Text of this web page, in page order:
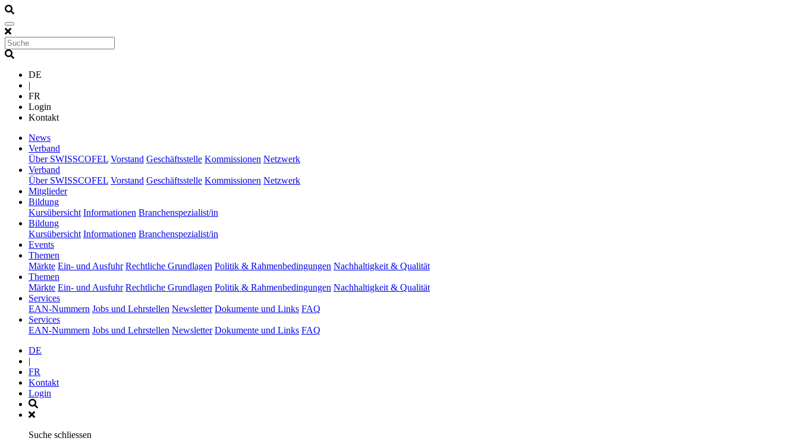
DE
|
FR
Login
Kontakt
News(current)
Verband
Über SWISSCOFEL Vorstand Geschäftsstelle Kommissionen Netzwerk
Verband
Über SWISSCOFEL Vorstand Geschäftsstelle Kommissionen Netzwerk
Mitglieder(current)
Bildung(current)
Kursübersicht Informationen Branchenspezialist/in
Bildung(current)
Kursübersicht Informationen Branchenspezialist/in
Events(current)
Themen
Märkte Ein- und Ausfuhr Rechtliche Grundlagen Politik & Rahmenbedingungen Nachhaltigkeit & Qualität
Themen
Märkte Ein- und Ausfuhr Rechtliche Grundlagen Politik & Rahmenbedingungen Nachhaltigkeit & Qualität
Services(current)
EAN-Nummern Jobs und Lehrstellen Newsletter Dokumente und Links FAQ
Services(current)
EAN-Nummern Jobs und Lehrstellen Newsletter Dokumente und Links FAQ
DE
|
FR
Kontakt
Login
Suche schliessen